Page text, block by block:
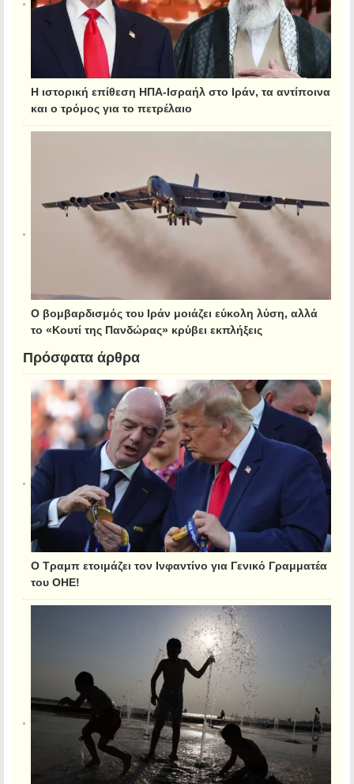
Η ιστορική επίθεση ΗΠΑ-Ισραήλ στο Ιράν, τα αντίποινα
και ο τρόμος για το πετρέλαιο
Ο βομβαρδισμός του Ιράν μοιάζει εύκολη λύση, αλλά
το «Κουτί της Πανδώρας» κρύβει εκπλήξεις
Πρόσφατα άρθρα
Ο Τραμπ ετοιμάζει τον Ινφαντίνο για Γενικό Γραμματέα
του ΟΗΕ!